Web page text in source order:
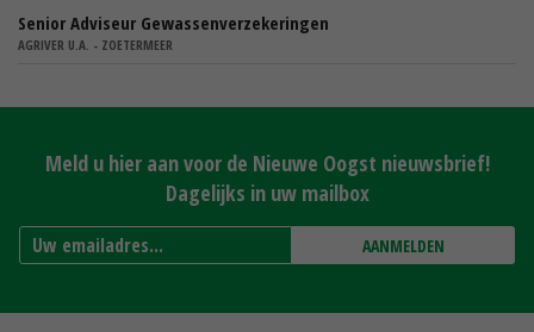
Senior Adviseur Gewassenverzekeringen
AGRIVER U.A. - ZOETERMEER
Meld u hier aan voor de Nieuwe Oogst nieuwsbrief!
Dagelijks in uw mailbox
AANMELDEN